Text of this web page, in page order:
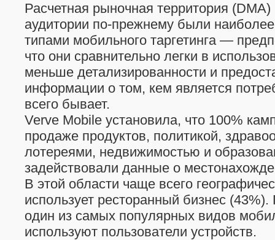
Расчетная рыночная территория
аудитории по-прежнему были
типами мобильного таргетинга —
что они сравнительно легки в
меньше детализированности и
информации о том, кем является
всего бывает.
Verve Mobile установила, что 100%
продаже продуктов, политикой,
лотереями, недвижимостью и
задействовали данные о
В этой области чаще всего
использует ресторанный бизнес
один из самых популярных видов
используют пользователи устройств.